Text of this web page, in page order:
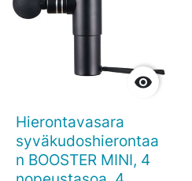

Hierontavasara
syväkudoshierontaa
n BOOSTER MINI, 4